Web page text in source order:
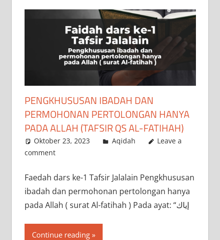
PENGKHUSUSAN IBADAH DAN
PERMOHONAN PERTOLONGAN HANYA
PADA ALLAH (TAFSIR QS AL-FATIHAH)
Oktober 23, 2023 a.siddik
Aqidah
Leave a
comment
‌Faedah dars ke-1 Tafsir Jalalain Pengkhususan
ibadah dan permohonan pertolongan hanya
pada Allah ( surat Al-fatihah ) Pada ayat: “إياك
Continue reading